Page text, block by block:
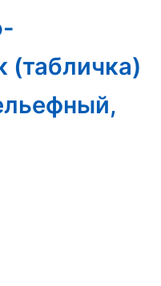
(табличка)